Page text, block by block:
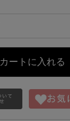
カートに入れる